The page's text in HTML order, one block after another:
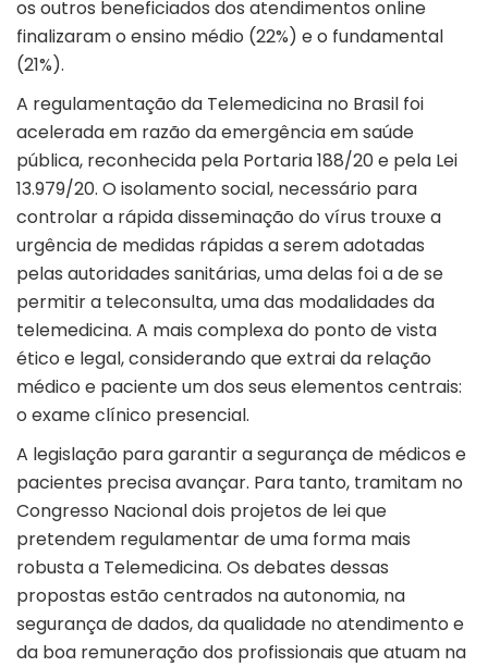
os outros beneficiados dos atendimentos online
finalizaram o ensino médio (22%) e o fundamental
(21%).
A regulamentação da Telemedicina no Brasil foi
acelerada em razão da emergência em saúde
pública, reconhecida pela Portaria 188/20 e pela Lei
13.979/20. O isolamento social, necessário para
controlar a rápida disseminação do vírus trouxe a
urgência de medidas rápidas a serem adotadas
pelas autoridades sanitárias, uma delas foi a de se
permitir a teleconsulta, uma das modalidades da
telemedicina. A mais complexa do ponto de vista
ético e legal, considerando que extrai da relação
médico e paciente um dos seus elementos centrais:
o exame clínico presencial.
A legislação para garantir a segurança de médicos e
pacientes precisa avançar. Para tanto, tramitam no
Congresso Nacional dois projetos de lei que
pretendem regulamentar de uma forma mais
robusta a Telemedicina. Os debates dessas
propostas estão centrados na autonomia, na
segurança de dados, da qualidade no atendimento e
da boa remuneração dos profissionais que atuam na